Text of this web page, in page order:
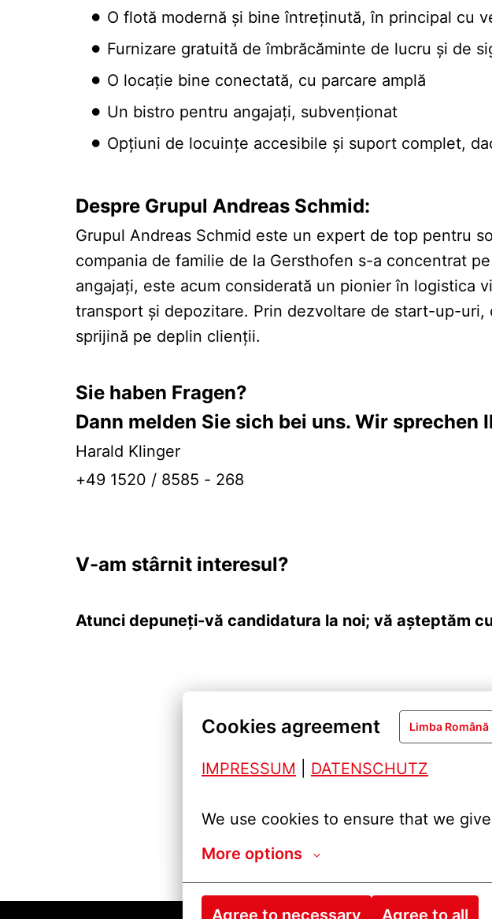
Cookies agreement Limba Română
IMPRESSUM DATENSCHUTZ
We use cookies to ensure that we
More options
Agree to necessary Agree to all
O flotă modernă și bine întreținută, în principal cu
Furnizare gratuită de îmbrăcăminte de lucru și de
O locație bine conectată, cu parcare amplă
Un bistro pentru angajați, subvenționat
Opțiuni de locuințe accesibile și suport complet,
Despre Grupul Andreas Schmid:
Grupul Andreas Schmid este un expert de top pentru
compania de familie de la Gersthofen s-a concentrat
angajați, este acum considerată un pionier în logistica
transport și depozitare. Prin dezvoltare de start-up-
sprijină pe deplin clienții.
Sie haben Fragen?
Dann melden Sie sich bei uns. Wir sprechen
Harald Klinger
+49 1520 / 8585 - 268
V-am stârnit interesul?
Atunci depuneți-vă candidatura la noi; vă așteptăm